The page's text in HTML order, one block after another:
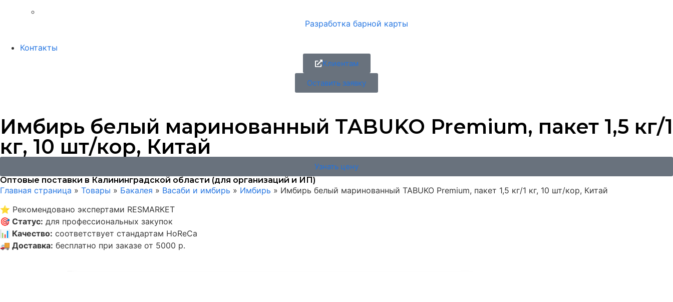
Разработка барной карты
Контакты
Клиентам
Оставить заявку
Имбирь белый маринованный TABUKO Premium, пакет 1,5 кг/1
кг, 10 шт/кор, Китай
Узнать цену
Оптовые поставки в Калининградской области (для организаций и ИП)
Главная страница » Товары » Бакалея » Васаби и имбирь » Имбирь » Имбирь белый маринованный TABUKO Premium, пакет 1,5 кг/1 кг, 10 шт/кор, Китай
⭐ Рекомендовано экспертами RESMARKET
🎯 Статус: для профессиональных закупок
📊 Качество: соответствует стандартам HoReCa
🚚 Доставка: бесплатно при заказе от 5000 р.